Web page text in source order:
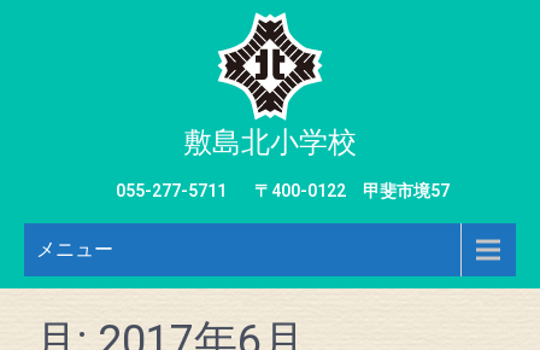
敷島北小学校
055-277-5711 〒400-0122 甲斐市境57
メニュー